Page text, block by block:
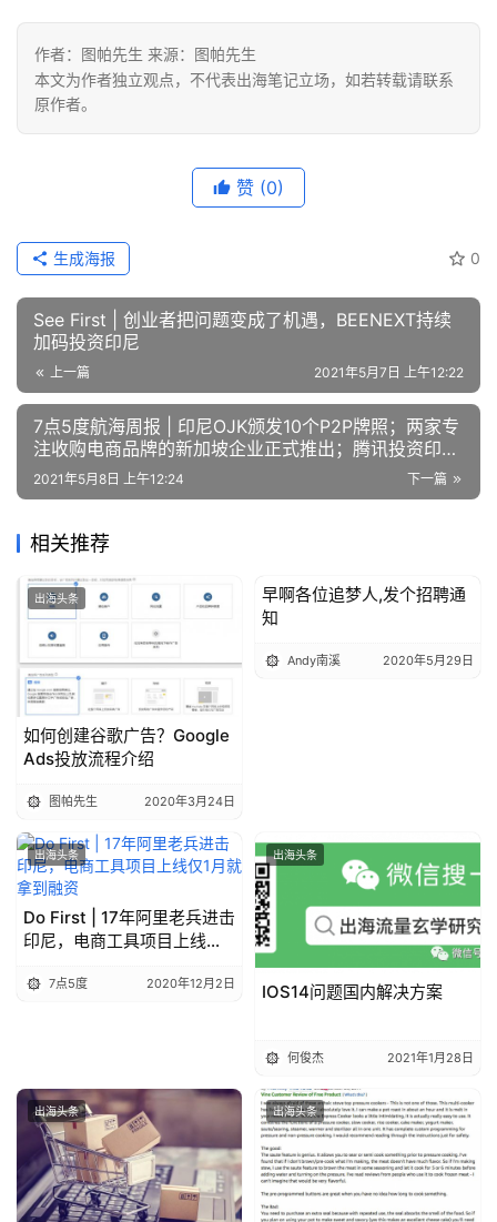
作者：图帕先生 来源：图帕先生
本文为作者独立观点，不代表出海笔记立场，如若转载请联系
原作者。
赞 (0)
0
生成海报
See First | 创业者把问题变成了机遇，BEENEXT持续
加码投资印尼
上一篇 2021年5月7日 上午12:22
7点5度航海周报 | 印尼OJK颁发10个P2P牌照；两家专
注收购电商品牌的新加坡企业正式推出；腾讯投资印尼
智能投顾平台
下一篇
2021年5月8日 上午12:24
相关推荐
出海头条
如何创建谷歌广告？Google
Ads投放流程介绍
图帕先生 2020年3月24日
出海头条
早啊各位追梦人,发个招聘通
知
Andy南溪 2020年5月29日
出海头条
Do First | 17年阿里老兵进击
印尼，电商工具项目上线仅1
7点5度 2020年12月2日
出海头条
IOS14问题国内解决方案
何俊杰 2021年1月28日
出海头条 出海头条